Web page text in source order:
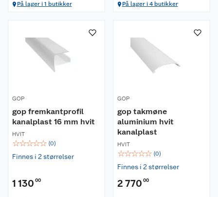
På lager i 1 butikker På lager i 4 butikker
GOP
gop fremkantprofil
kanalplast 16 mm hvit
HVIT
☆☆☆☆☆ (0)
Finnes i 2 størrelser
1 130 00
GOP
gop takmøne
aluminium hvit
kanalplast
HVIT
☆☆☆☆☆ (0)
Finnes i 2 størrelser
2 770 00
Butikker
Kontakt oss
Retur- og angrerett
Om oss
Våre merkevarer
Våre kjeder
Kjøpsvilkår